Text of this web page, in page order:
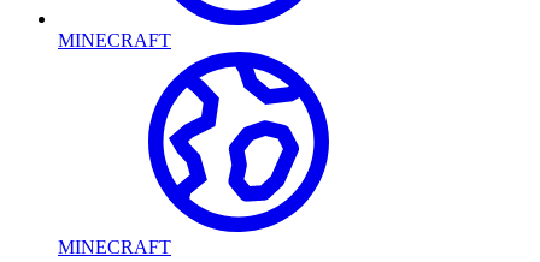
MINECRAFT
MINECRAFT